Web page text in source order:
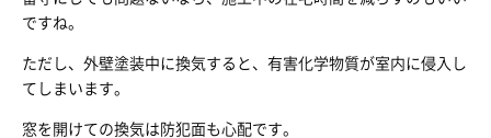
ですね。
ただし、外壁塗装中に換気すると、有害化学物質が室内に侵入し
てしまいます。
窓を開けての換気は防犯面も心配です。